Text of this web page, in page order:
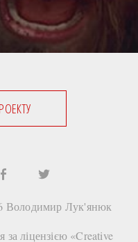
Володимир Лук'янюк
ліцензією «Creative